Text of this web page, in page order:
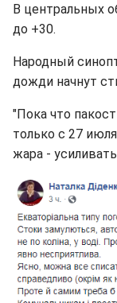
В центральных
до +30.
Народный
дожди начнут
"Пока что
только с 27
жара -